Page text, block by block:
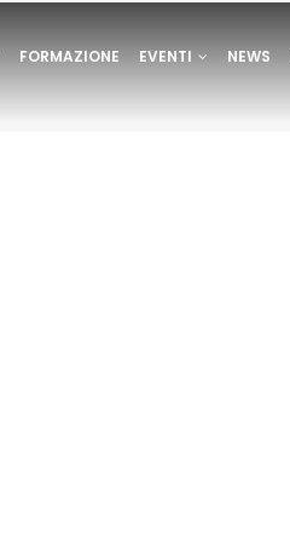
FORMAZIONE EVENTI NEWS